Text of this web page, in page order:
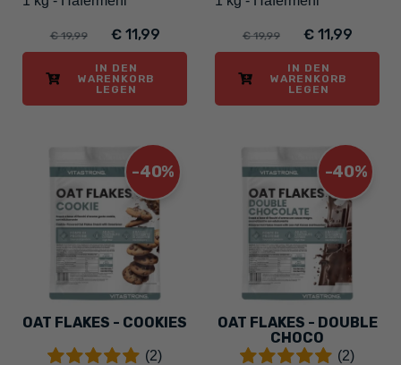
€ 19,99 € 11,99
IN DEN
WARENKORB
LEGEN
€ 19,99 € 11,99
IN DEN
WARENKORB
LEGEN
-40%
OAT FLAKES - COOKIES
(2)
-40%
OAT FLAKES - DOUBLE
CHOCO
(2)